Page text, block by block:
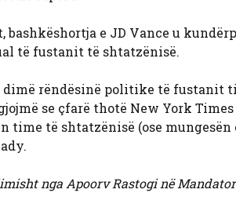
bashkëshortja e JD Vance u
të fustanit të shtatzënisë.
dimë rëndësinë politike të fustanit
se çfarë thotë New York
time të shtatzënisë (ose
nga Apoorv Rastogi në